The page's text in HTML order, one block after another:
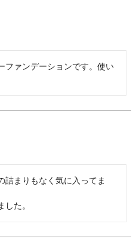
ファンデーションです。使い
詰まりもなく気に入ってま
た。